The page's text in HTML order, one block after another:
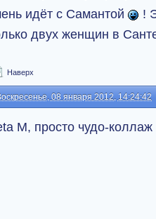
идёт с Самантой
!
двух женщин в
Наверх
08 января 2012, 14:24:42
M, просто чудо-коллаж